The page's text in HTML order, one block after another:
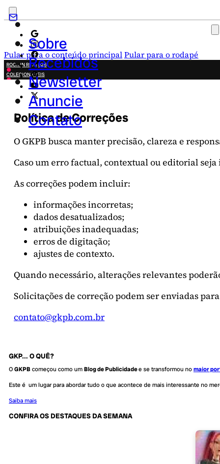
Pular para o conteúdo principalPular para o rodapé
Sobre
Recebidos
Newsletter
Anuncie
Contato
ROCK IN RIO 2026
COLECIONÁVEIS
FESTA JUNINA
NOVIDADES
CAMPANHAS CRIATIVAS
Política de Correções
O GKPB busca manter precisão, clareza e
Caso um erro factual, contextual ou editorial
As correções podem incluir:
informações incorretas;
dados desatualizados;
atribuições inadequadas;
erros de digitação;
ajustes de contexto.
Quando necessário, alterações relevantes
Solicitações de correção podem ser enviadas
contato@gkpb.com.br
GKP... O QUÊ?
OGKPBcomeçou como umBlog de Publicidadee se transformou nomaior
Este é um lugar para abordar tudo o que acontece de mais interessante no
Saiba mais
CONFIRA OS DESTAQUES DA SEMANA